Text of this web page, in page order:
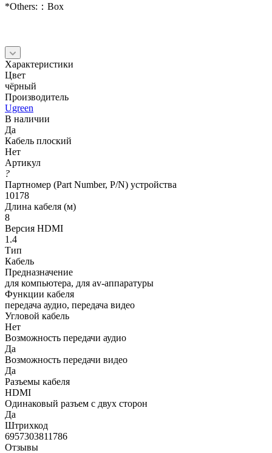
*Others:：Box
Характеристики
Цвет
чёрный
Производитель
Ugreen
В наличии
Да
Кабель плоский
Нет
Артикул
?
Партномер (Part Number, P/N) устройства
10178
Длина кабеля (м)
8
Версия HDMI
1.4
Тип
Кабель
Предназначение
для компьютера, для av-аппаратуры
Функции кабеля
передача аудио, передача видео
Угловой кабель
Нет
Возможность передачи аудио
Да
Возможность передачи видео
Да
Разъемы кабеля
HDMI
Одинаковый разъем с двух сторон
Да
Штрихкод
6957303811786
Отзывы